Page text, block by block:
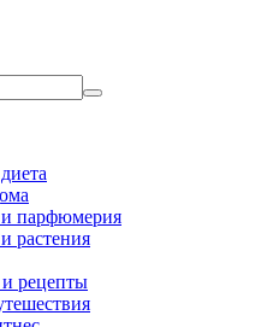
парфюмерия
растения
рецепты